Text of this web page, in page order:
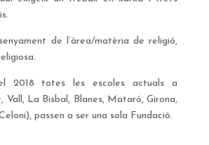
de l’àrea/matèria de religió,
2018 totes les escoles actuals a
Vall, La Bisbal, Blanes, Mataró, Girona,
passen a ser una sola Fundació.